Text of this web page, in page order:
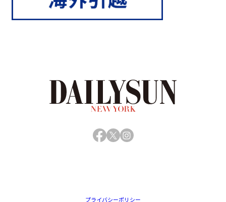
Facebook
X Instagram
プライバシーポリシー